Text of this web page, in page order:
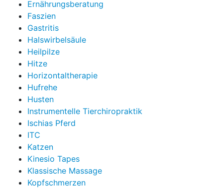
Ernährungsberatung
Faszien
Gastritis
Halswirbelsäule
Heilpilze
Hitze
Horizontaltherapie
Hufrehe
Husten
Instrumentelle Tierchiropraktik
Ischias Pferd
ITC
Katzen
Kinesio Tapes
Klassische Massage
Kopfschmerzen